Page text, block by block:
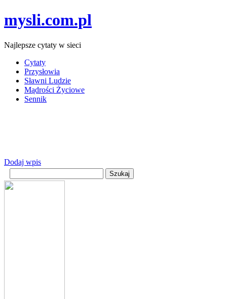
mysli.com.pl
Najlepsze cytaty w sieci
Cytaty
Przysłowia
Sławni Ludzie
Mądrości Życiowe
Sennik
Dodaj wpis